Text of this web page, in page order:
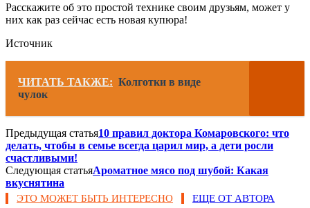
Расскажите об это простой технике своим друзьям, может у
них как раз сейчас есть новая купюра!
Источник
ЧИТАТЬ ТАКЖЕ: Колготки в виде
чулок
Предыдущая статья10 правил доктора Комаровского: что
делать, чтобы в семье всегда царил мир, а дети росли
счастливыми!
Следующая статьяАроматное мясо под шубой: Какая
вкуснятина
ЭТО МОЖЕТ БЫТЬ ИНТЕРЕСНО ЕЩЕ ОТ АВТОРА